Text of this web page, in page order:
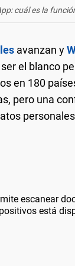
cuál es la
avanzan y
el blanco
en 180
pero una
escanear
está